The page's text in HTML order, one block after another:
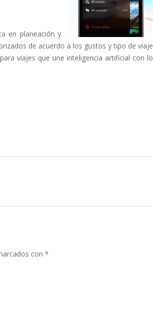
en planeación y
de acuerdo a los gustos y tipo de viaje
viajes que une inteligencia artificial con lo
con *